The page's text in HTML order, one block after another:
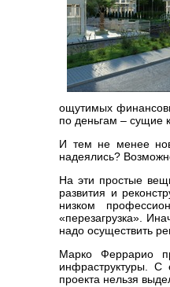
ощутимых
по деньгам – сущие
И тем не менее
надеялись?
На эти простые
развития и
низком
«перезагрузка».
надо осуществить
Марко Феррарио
инфраструктуры. С
проекта нельзя